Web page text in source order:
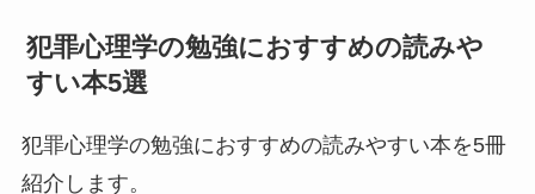
犯罪心理学の勉強におすすめの読みや
すい本5選
犯罪心理学の勉強におすすめの読みやすい本を5冊
紹介します。